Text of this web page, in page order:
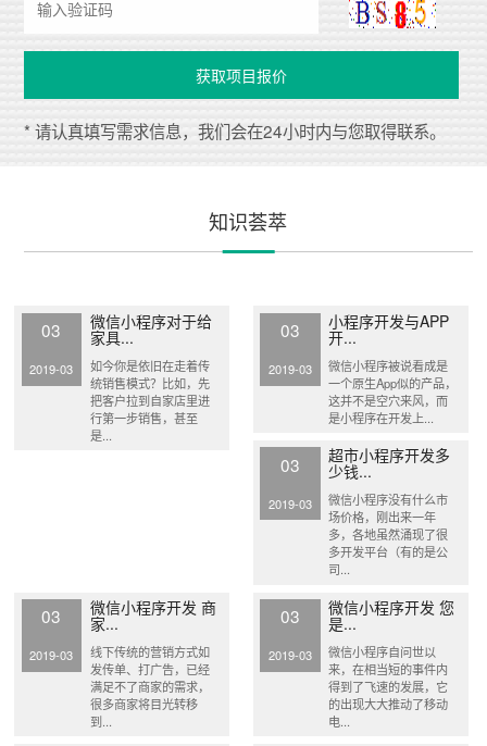
* 请认真填写需求信息，我们会在24小时内与您取得联系。
知识荟萃
03
2019-03
微信小程序对于给
家具...
如今你是依旧在走着传
统销售模式？比如，先
把客户拉到自家店里进
行第一步销售，甚至
是...
03
2019-03
小程序开发与APP
开...
微信小程序被说看成是
一个原生App似的产品，
这并不是空穴来风，而
是小程序在开发上...
03
2019-03
超市小程序开发多
少钱...
微信小程序没有什么市
场价格，刚出来一年
多，各地虽然涌现了很
多开发平台（有的是公
司...
03
2019-03
微信小程序开发 商
家...
线下传统的营销方式如
发传单、打广告，已经
满足不了商家的需求，
很多商家将目光转移
到...
03
2019-03
微信小程序开发 您
是...
微信小程序自问世以
来，在相当短的事件内
得到了飞速的发展，它
的出现大大推动了移动
电...